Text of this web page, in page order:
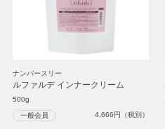
ナンバースリー
ルファルデ インナークリーム
500g
一般会員 4,666円（税別）